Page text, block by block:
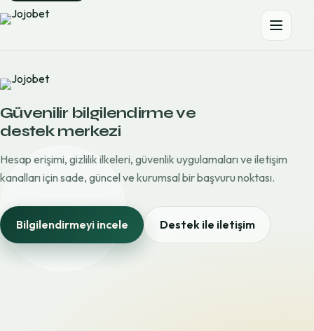
Güvenilir bilgilendirme ve
destek merkezi
Hesap erişimi, gizlilik ilkeleri, güvenlik uygulamaları ve iletişim
kanalları için sade, güncel ve kurumsal bir başvuru noktası.
Bilgilendirmeyi incele Destek ile iletişim